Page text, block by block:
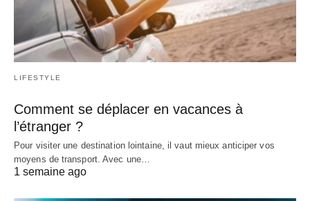
LIFESTYLE
Comment se déplacer en vacances à
l’étranger ?
Pour visiter une destination lointaine, il vaut mieux anticiper vos
moyens de transport. Avec une…
1 semaine ago